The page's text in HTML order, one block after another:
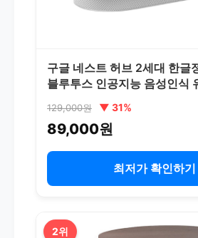
구글 네스트 허브 2세대 한글
블루투스 인공지능 음성인식
129,000원 ▼ 31%
89,000원
최저가 확인하
2위